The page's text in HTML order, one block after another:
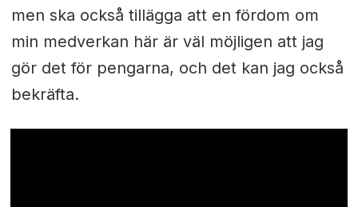
men ska också tillägga att en fördom om
min medverkan här är väl möjligen att jag
gör det för pengarna, och det kan jag också
bekräfta.